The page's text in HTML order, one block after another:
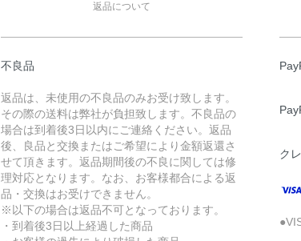
返品について
不良品
返品は、未使用の不良品のみお受け致します。
その際の送料は弊社が負担致します。不良品の
場合は到着後3日以内にご連絡ください。返品
後、良品と交換またはご希望により金額返還さ
せて頂きます。返品期間後の不良に関しては修
理対応となります。なお、お客様都合による返
品・交換はお受けできません。
※以下の場合は返品不可となっております。
・到着後3日以上経過した商品
ク